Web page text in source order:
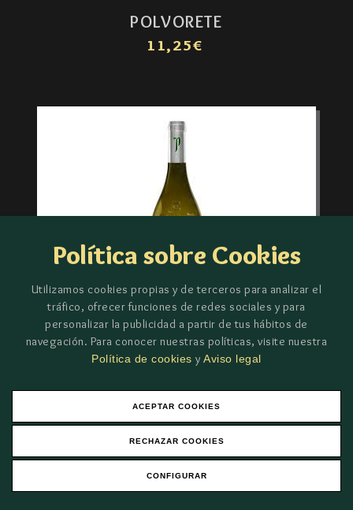
Política sobre Cookies
Utilizamos cookies propias y de terceros para analizar el
tráfico, ofrecer funciones de redes sociales y para
personalizar la publicidad a partir de tus hábitos de
navegación. Para conocer nuestras políticas, visite nuestra
Política de cookiesyAviso legal
ACEPTAR COOKIES
RECHAZAR COOKIES
CONFIGURAR
POLVORETE
11,25€
PROTOS VERDEJO
6,70€